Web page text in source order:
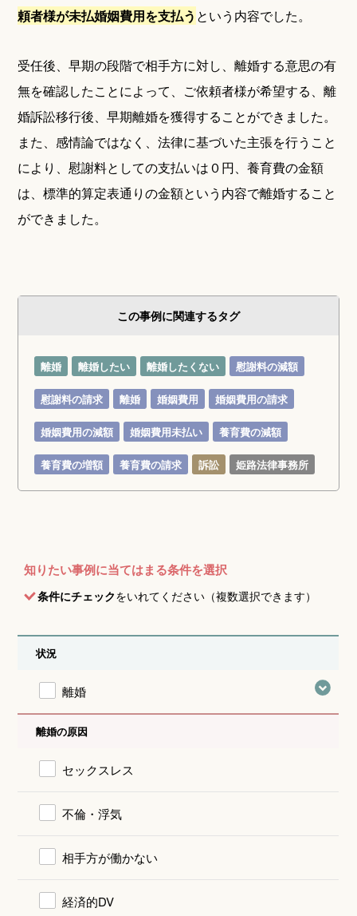
頼者様が未払婚姻費用を支払う という内容でした。
受任後、早期の段階で相手方に対し、離婚する意思の有
無を確認したことによって、ご依頼者様が希望する、離
婚訴訟移行後、早期離婚を獲得することができました。
また、感情論ではなく、法律に基づいた主張を行うこと
により、慰謝料としての支払いは０円、養育費の金額
は、標準的算定表通りの金額という内容で離婚すること
ができました。
この事例に関連するタグ
離婚 離婚したい 離婚したくない 慰謝料の減額
慰謝料の請求 離婚 婚姻費用 婚姻費用の請求
婚姻費用の減額 婚姻費用未払い 養育費の減額
養育費の増額 養育費の請求 訴訟 姫路法律事務所
知りたい事例に当てはまる条件を選択
条件にチェックをいれてください（複数選択できます）
状況
離婚
離婚の原因
セックスレス
不倫・浮気
相手方が働かない
経済的DV